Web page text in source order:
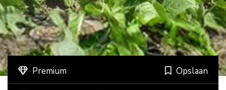
Premium Opslaan